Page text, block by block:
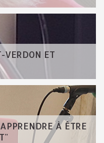
VERDON ET
À ÊTRE